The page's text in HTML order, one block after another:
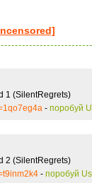
1 (SilentRegrets)
- поробуй
2 (SilentRegrets)
- поробуй